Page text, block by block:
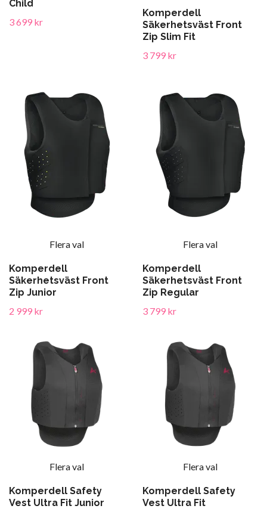
Child
3 699 kr
Komperdell
Säkerhetsväst Front
Zip Slim Fit
3 799 kr
Flera val
Komperdell
Säkerhetsväst Front
Zip Junior
2 999 kr
Flera val
Komperdell
Säkerhetsväst Front
Zip Regular
3 799 kr
Flera val
Komperdell Safety
Vest Ultra Fit Junior
Flera val
Komperdell Safety
Vest Ultra Fit